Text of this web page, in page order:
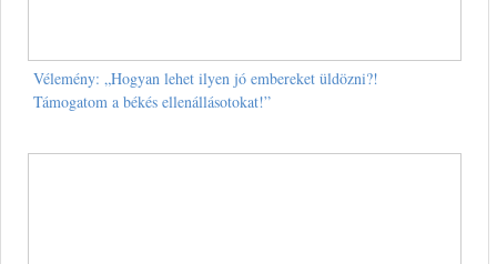
Vélemény: „Hogyan lehet ilyen jó embereket üldözni?!
Támogatom a békés ellenállásotokat!”